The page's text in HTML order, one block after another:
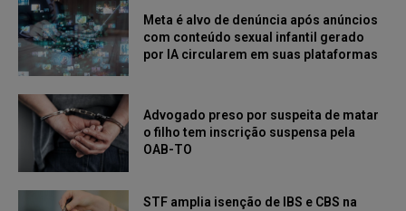
Meta é alvo de denúncia após anúncios
com conteúdo sexual infantil gerado
por IA circularem em suas plataformas
Advogado preso por suspeita de matar
o filho tem inscrição suspensa pela
OAB-TO
STF amplia isenção de IBS e CBS na